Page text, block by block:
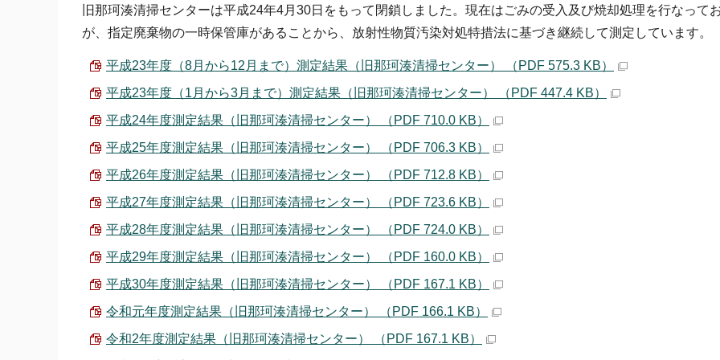
旧那珂湊清掃センターは平成24年4月30日をもって閉鎖しました。現在はごみの受入及び焼却処理を行なって
が、指定廃棄物の一時保管庫があることから、放射性物質汚染対処特措法に基づき継続して測定しています。
平成23年度（8月から12月まで）測定結果（旧那珂湊清掃センター） （PDF 575.3 KB）
平成23年度（1月から3月まで）測定結果（旧那珂湊清掃センター） （PDF 447.4 KB）
平成24年度測定結果（旧那珂湊清掃センター） （PDF 710.0 KB）
平成25年度測定結果（旧那珂湊清掃センター） （PDF 706.3 KB）
平成26年度測定結果（旧那珂湊清掃センター） （PDF 712.8 KB）
平成27年度測定結果（旧那珂湊清掃センター） （PDF 723.6 KB）
平成28年度測定結果（旧那珂湊清掃センター） （PDF 724.0 KB）
平成29年度測定結果（旧那珂湊清掃センター） （PDF 160.0 KB）
平成30年度測定結果（旧那珂湊清掃センター） （PDF 167.1 KB）
令和元年度測定結果（旧那珂湊清掃センター） （PDF 166.1 KB）
令和2年度測定結果（旧那珂湊清掃センター） （PDF 167.1 KB）